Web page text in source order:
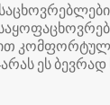
ეს ბევრად